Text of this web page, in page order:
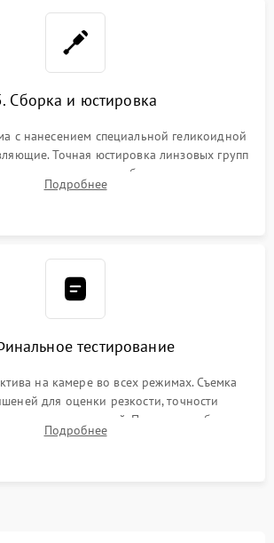
Сборка и юстировка
с нанесением специальной геликоидной
Точная юстировка линзовых групп
механическим способом для устранения
бэк
Подробнее
тестирование
на камере во всех режимах. Съемка
для оценки резкости, точности
искажений. Проверка работы
закрытых значениях и тестирование
Подробнее